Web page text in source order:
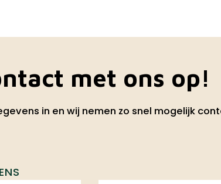
met ons op!
in en wij nemen zo snel mogelijk